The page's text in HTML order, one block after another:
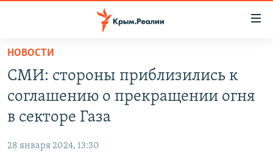
Вернуться
основному
содержанию
главной
навигации
СПЕЦПРОЕКТЫ
11 ЛЕТ ОККУПАЦИИ КРЫМА. 11 ИСТОРИЙ СОПРОТИВЛЕНИЯ
ЕЩЕ
НОВОСТИ
СМИ: стороны приблизились к
соглашению о прекращении огня
в секторе Газа
28 января 2024, 13:30